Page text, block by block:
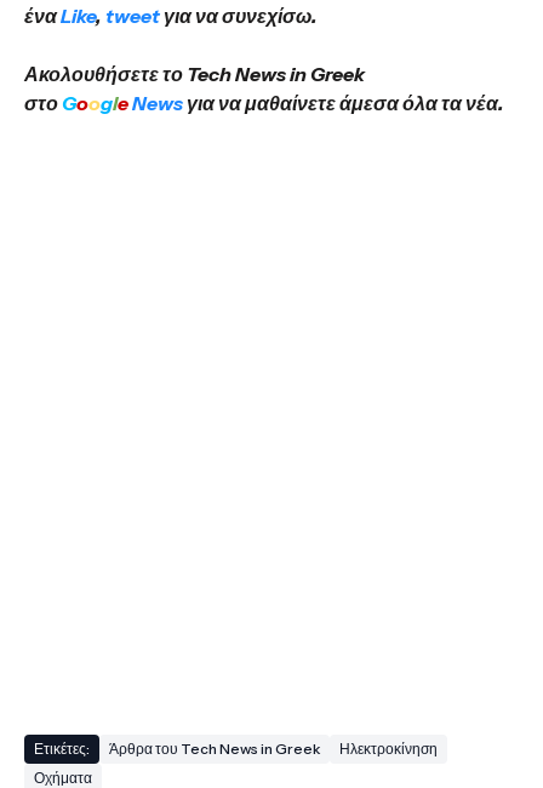
έναLike, tweet για να συνεχίσω.
Ακολουθήσετε το Tech News in Greek
στο GoogleNews για να μαθαίνετε άμεσα όλα τα νέα.
Ετικέτες: Άρθρα του Tech News in Greek
Ηλεκτροκίνηση
Οχήματα